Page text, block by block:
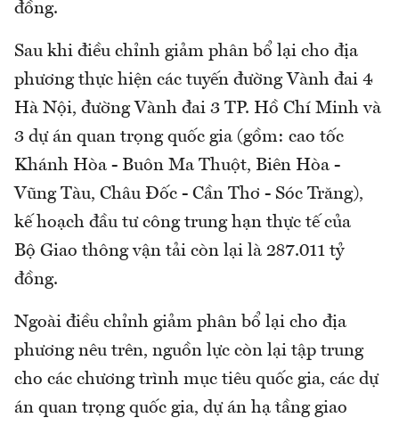
đồng.
Sau khi điều chỉnh giảm phân bổ lại cho địa
phương thực hiện các tuyến đường Vành đai 4
Hà Nội, đường Vành đai 3 TP. Hồ Chí Minh và
3 dự án quan trọng quốc gia (gồm: cao tốc
Khánh Hòa - Buôn Ma Thuột, Biên Hòa -
Vũng Tàu, Châu Đốc - Cần Thơ - Sóc Trăng),
kế hoạch đầu tư công trung hạn thực tế của
Bộ Giao thông vận tải còn lại là 287.011 tỷ
đồng.
Ngoài điều chỉnh giảm phân bổ lại cho địa
phương nêu trên, nguồn lực còn lại tập trung
cho các chương trình mục tiêu quốc gia, các dự
án quan trọng quốc gia, dự án hạ tầng giao